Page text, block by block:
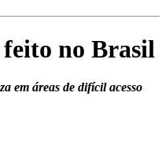
no Brasil
em áreas de difícil acesso